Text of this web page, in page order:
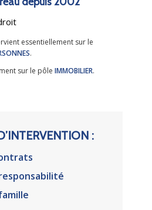
essentiellement sur le
.
sur le pôle IMMOBILIER.
: